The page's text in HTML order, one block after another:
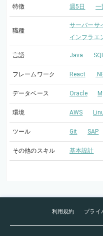
特徴 週5日 一
職種
サーバーサ
インフラエ
言語 Java
フレームワーク React
データベース Oracle
環境 AWS
ツール Git SAP
その他のスキル 基本設計
利用規約 プライ